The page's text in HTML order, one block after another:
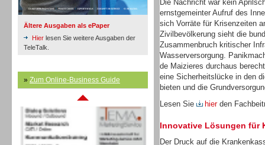
Ältere Ausgaben als ePaper
Hier lesen Sie weitere Ausgaben der
TeleTalk.
» Zum Online-Business Guide
Inbound
Die Nachricht war kein
ernstgemeinter Aufruf des
sich Vorräte für Krisenzeiten
Zivilbevölkerung sieht die
Zusammenbruch kritischer
Wasserversorgung.
de Maizieres durchaus
eine Sicherheitslücke in den
bieten und die
Lesen Sie
hierden
Innovative Lösungen für
Der Druck auf die